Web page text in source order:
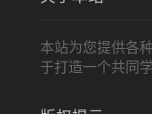
本站为您提供各
于打造一个共同